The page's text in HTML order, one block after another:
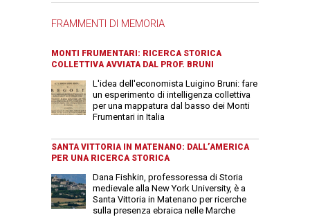
FRAMMENTI DI MEMORIA
MONTI FRUMENTARI: RICERCA STORICA
COLLETTIVA AVVIATA DAL PROF. BRUNI
L'idea dell'economista Luigino Bruni: fare
un esperimento di intelligenza collettiva
per una mappatura dal basso dei Monti
Frumentari in Italia
SANTA VITTORIA IN MATENANO: DALL’AMERICA
PER UNA RICERCA STORICA
Dana Fishkin, professoressa di Storia
medievale alla New York University, è a
Santa Vittoria in Matenano per ricerche
sulla presenza ebraica nelle Marche